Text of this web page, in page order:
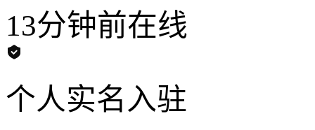
13分钟前在线
个人实名入驻